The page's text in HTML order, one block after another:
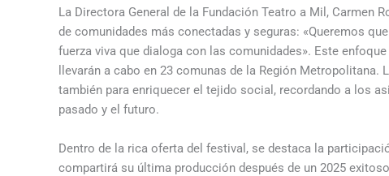
La Directora General de la Fundación Teatro a Mil, Carmen
de comunidades más conectadas y seguras: «Queremos
fuerza viva que dialoga con las comunidades». Este
llevarán a cabo en 23 comunas de la Región
también para enriquecer el tejido social, recordando a los
pasado y el futuro.
Dentro de la rica oferta del festival, se destaca la
compartirá su última producción después de un 2025